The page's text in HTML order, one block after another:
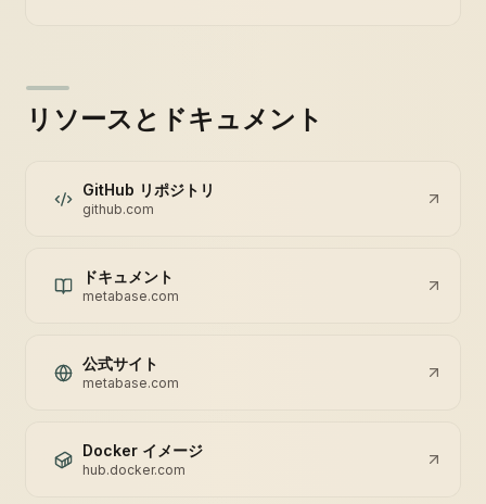
リソースとドキュメント
GitHub リポジトリ
github.com
ドキュメント
metabase.com
公式サイト
metabase.com
Docker イメージ
hub.docker.com